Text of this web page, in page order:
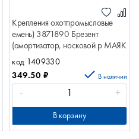
Крепления охотпромысловые
емень) 3871890 Брезент
(амортизатор, носковой р МАЯК
код 1409330
349.50 ₽ В наличии
- +
В корзину